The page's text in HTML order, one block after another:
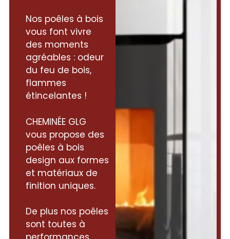
Nos poêles à bois
vous font vivre
des moments
agréables : odeur
du feu de bois,
flammes
étincelantes !
CHEMINÉE GLG
vous propose des
poêles à bois
design aux formes
et matériaux de
finition uniques.
De plus nos poêles
sont toutes à